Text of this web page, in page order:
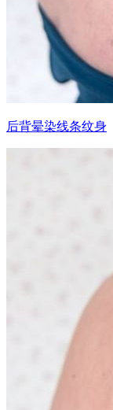
后背晕染线条纹身